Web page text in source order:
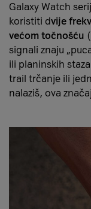
Galaxy Watch
koristiti dvije
većom točnošću
signali znaju
ili planinskih
trail trčanje ili
nalaziš, ova